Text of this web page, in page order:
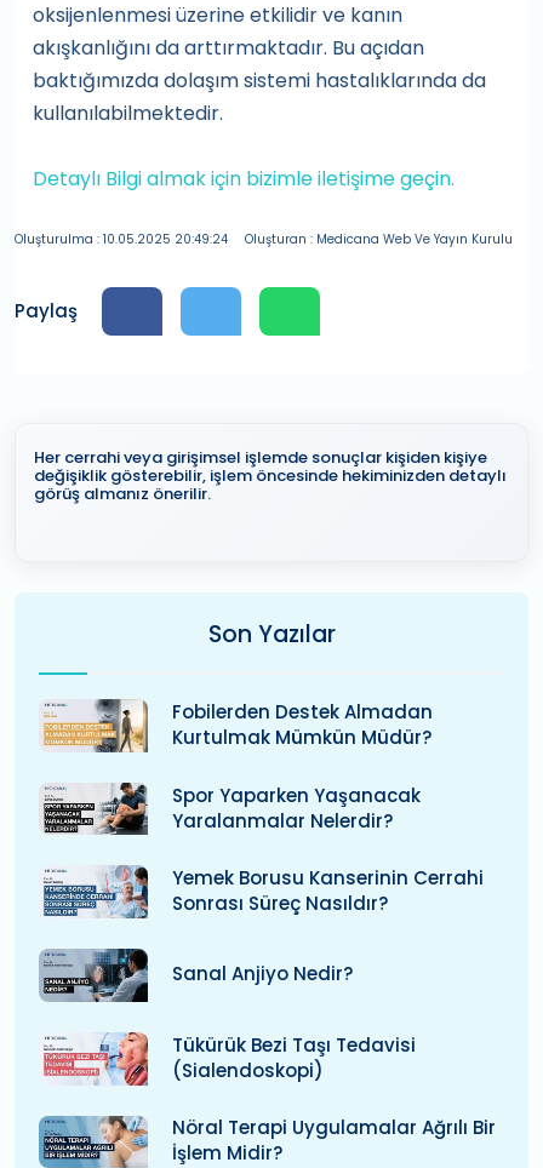
oksijenlenmesi üzerine etkilidir ve kanın
akışkanlığını da arttırmaktadır. Bu açıdan
baktığımızda dolaşım sistemi hastalıklarında da
kullanılabilmektedir.
Detaylı Bilgi almak için bizimle iletişime geçin.
Oluşturulma : 10.05.2025 20:49:24 Oluşturan : Medicana Web Ve Yayın Kurulu
Paylaş
Her cerrahi veya girişimsel işlemde sonuçlar kişiden kişiye
değişiklik gösterebilir, işlem öncesinde hekiminizden detaylı
görüş almanız önerilir.
Son Yazılar
Fobilerden Destek Almadan
Kurtulmak Mümkün Müdür?
Spor Yaparken Yaşanacak
Yaralanmalar Nelerdir?
Yemek Borusu Kanserinin Cerrahi
Sonrası Süreç Nasıldır?
Sanal Anjiyo Nedir?
Tükürük Bezi Taşı Tedavisi
(Sialendoskopi)
Nöral Terapi Uygulamalar Ağrılı Bir
İşlem Midir?